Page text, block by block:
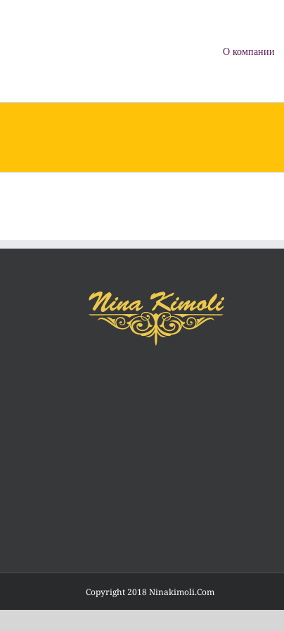
О компании
Copyright 2018 Ninakimoli.Com